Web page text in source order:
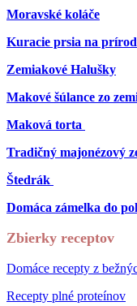
Moravské koláče
Kuracie prsia na
Zemiakové Halušky
Makové šúlance zo
Maková torta
Tradičný majonézový
Štedrák
Domáca zámelka do
Zbierky receptov
Domáce recepty z
Recepty plné proteínov